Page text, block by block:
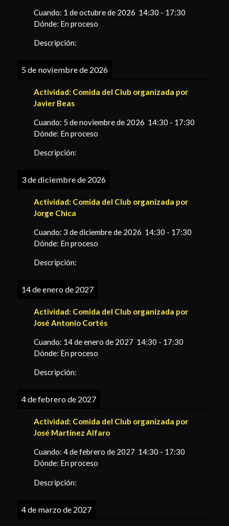
Cuando: 1 de octubre de 2026 14:30 - 17:30
Dónde: En proceso
Descripción:
5 de noviembre de 2026
Actividad: Comida del Club organizada por
Javier Beas
Cuando: 5 de noviembre de 2026 14:30 - 17:30
Dónde: En proceso
Descripción:
3 de diciembre de 2026
Actividad: Comida del Club organizada por
Jorge Chica
Cuando: 3 de diciembre de 2026 14:30 - 17:30
Dónde: En proceso
Descripción:
14 de enero de 2027
Actividad: Comida del Club organizada por
José Antonio Cortés
Cuando: 14 de enero de 2027 14:30 - 17:30
Dónde: En proceso
Descripción:
4 de febrero de 2027
Actividad: Comida del Club organizada por
José Martínez Alfaro
Cuando: 4 de febrero de 2027 14:30 - 17:30
Dónde: En proceso
Descripción:
4 de marzo de 2027